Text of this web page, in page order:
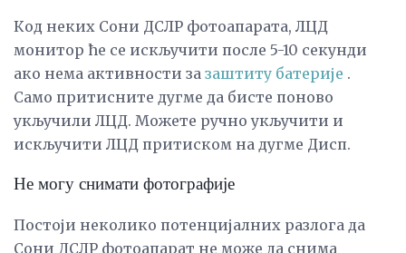
Код неких Сони ДСЛР фотоапарата, ЛЦД
монитор ће се искључити после 5-10 секунди
ако нема активности за заштиту батерије .
Само притисните дугме да бисте поново
укључили ЛЦД. Можете ручно укључити и
искључити ЛЦД притиском на дугме Дисп.
Не могу снимати фотографије
Постоји неколико потенцијалних разлога да
Сони ДСЛР фотоапарат не може да снима